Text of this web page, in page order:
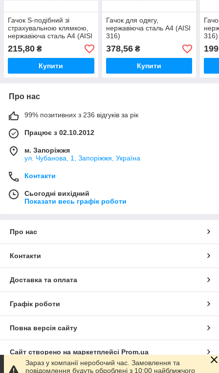
Гачок S-подібний зі
страхувальною клямкою,
нержавіюча сталь А4 (AISI
316)
215,80 ₴
Купити
Гачок для одягу,
нержавіюча сталь А4 (AISI
316)
378,56₴
Купити
316)
Про нас
99% позитивних з 236 відгуків за рік
Працює з 02.10.2012
м. Запоріжжя
ул. Чубанова, 1, Запоріжжя, Україна
Контакти
Сьогодні вихідний
Показати весь графік роботи
Про нас
Контакти
Доставка та оплата
Графік роботи
Повна версія сайту
Сайт створено на маркетплейсі Prom.ua
Зараз у компанії неробочий час. Замовлення та
повідомлення будуть оброблені з 10:00 найближчого